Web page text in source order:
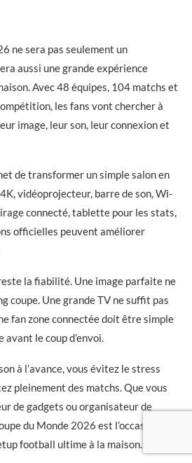
ne sera pas seulement un
aussi une grande expérience
Avec 48 équipes, 104 matchs et
les fans vont chercher à
image, leur son, leur connexion et
de transformer un simple salon en
vidéoprojecteur, barre de son, Wi-
connecté, tablette pour les stats,
officielles peuvent améliorer
la fiabilité. Une image parfaite ne
coupe. Une grande TV ne suffit pas
fan zone connectée doit être simple
le coup d’envoi.
à l’avance, vous évitez le stress
pleinement des matchs. Que vous
de gadgets ou organisateur de
du Monde 2026 est l’occasion
football ultime à la maison.